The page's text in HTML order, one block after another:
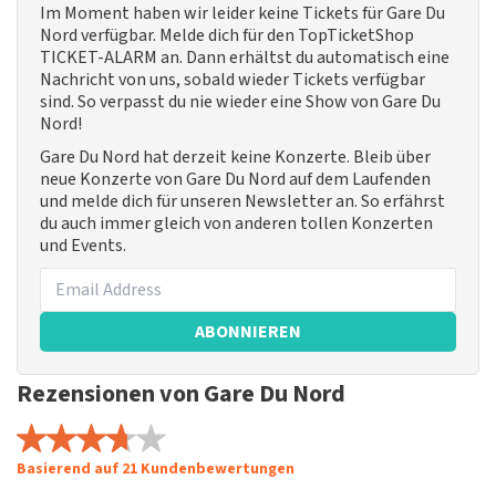
Im Moment haben wir leider keine Tickets für Gare Du
Nord verfügbar. Melde dich für den TopTicketShop
TICKET-ALARM an. Dann erhältst du automatisch eine
Nachricht von uns, sobald wieder Tickets verfügbar
sind. So verpasst du nie wieder eine Show von Gare Du
Nord!
Gare Du Nord hat derzeit keine Konzerte. Bleib über
neue Konzerte von Gare Du Nord auf dem Laufenden
und melde dich für unseren Newsletter an. So erfährst
du auch immer gleich von anderen tollen Konzerten
und Events.
ABONNIEREN
Rezensionen von Gare Du Nord
Basierend auf 21 Kundenbewertungen